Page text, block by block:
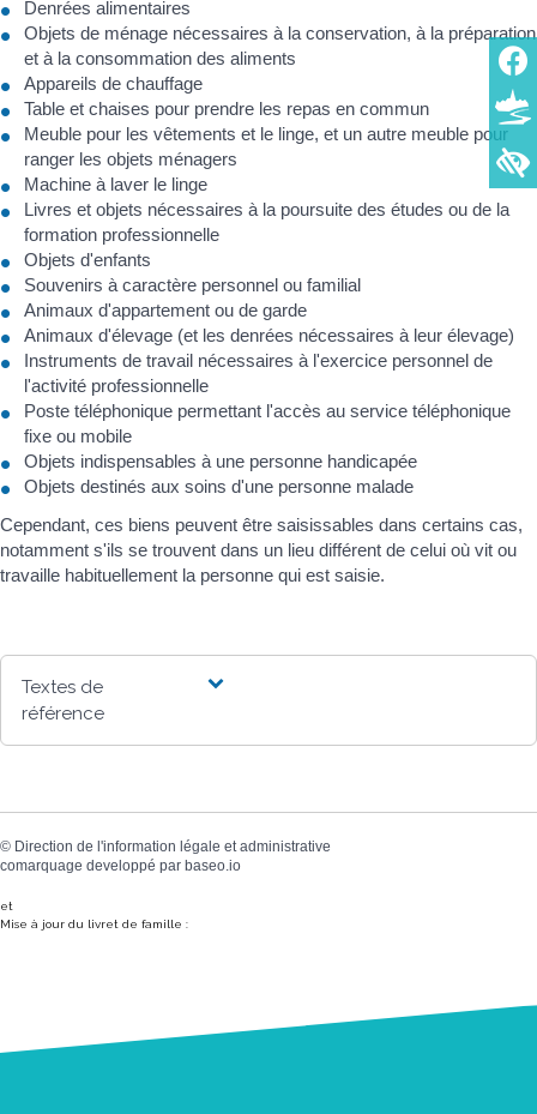
Denrées alimentaires
Objets de ménage nécessaires à la conservation, à la préparation
et à la consommation des aliments
Appareils de chauffage
Table et chaises pour prendre les repas en commun
Meuble pour les vêtements et le linge, et un autre meuble pour
ranger les objets ménagers
Machine à laver le linge
Livres et objets nécessaires à la poursuite des études ou de la
formation professionnelle
Objets d'enfants
Souvenirs à caractère personnel ou familial
Animaux d'appartement ou de garde
Animaux d'élevage (et les denrées nécessaires à leur élevage)
Instruments de travail nécessaires à l'exercice personnel de
l'activité professionnelle
Poste téléphonique permettant l'accès au service téléphonique
fixe ou mobile
Objets indispensables à une personne handicapée
Objets destinés aux soins d'une personne malade
Cependant, ces biens peuvent être saisissables dans certains cas,
notamment s'ils se trouvent dans un lieu différent de celui où vit ou
travaille habituellement la personne qui est saisie.
Textes de
référence
© Direction de l'information légale et administrative
comarquage developpé par baseo.io
et
Mise à jour du livret de famille :